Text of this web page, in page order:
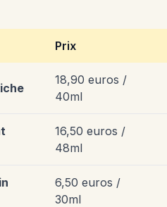
Prix
18,90 euros /
40ml
16,50 euros /
48ml
6,50 euros /
30ml